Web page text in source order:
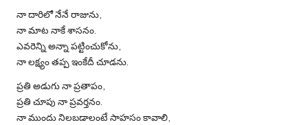
నా దారిలో నేనే రాజును,
నా మాట నాకే శాసనం.
ఎవరెన్ని అన్నా పట్టించుకోను,
నా లక్ష్యం తప్ప ఇంకేదీ చూడను.
ప్రతి అడుగు నా ప్రతాపం,
ప్రతి చూపు నా ప్రవర్తనం.
నా ముందు నిలబడాలంటే సాహసం కావాలి,